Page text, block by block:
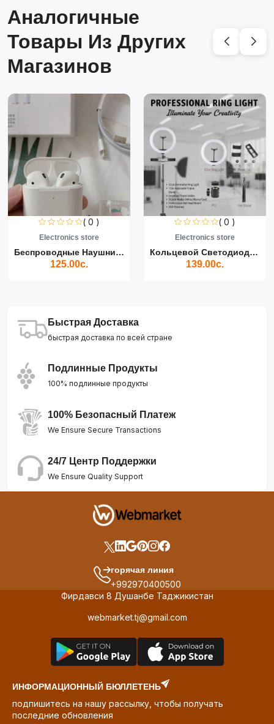
Аналогичные
Товары Из Других
Магазинов
( 0 )
Electronics store
Беспроводные Наушники Air...
125.00с.
( 0 )
Electronics store
Кольцевой Светодиодный Св...
139.00с.
Быстрая Доставка
быстрая доставка по всей стране
Подлинные Продукты
100% подлинные продукты
100% Безопасный Платеж
We Ensure Secure Transactions
24/7 Центр Поддержки
We Ensure Quality Support
горячая линия
+992970400500
Фирдавси 8 Душанбе Таджикистан
webmarket.tj@gmail.com
ИНФОРМАЦИОННЫЙ БЮЛЛЕТЕНЬ
подпишитесь на нашу рассылку, чтобы получать
последние обновления